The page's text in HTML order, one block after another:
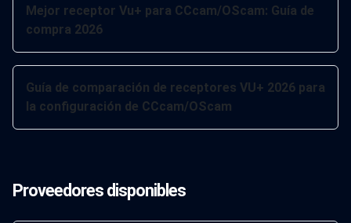
Mejor receptor Vu+ para CCcam/OScam: Guía de
compra 2026
Guía de comparación de receptores VU+ 2026 para
la configuración de CCcam/OScam
Proveedores disponibles